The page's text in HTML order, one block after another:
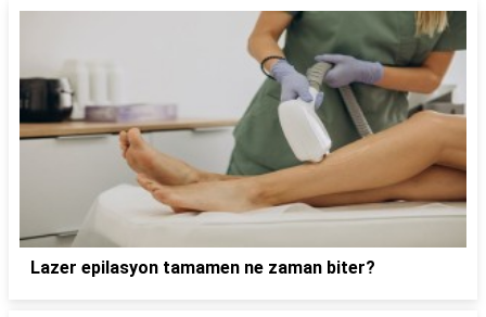
Lazer epilasyon tamamen ne zaman biter?